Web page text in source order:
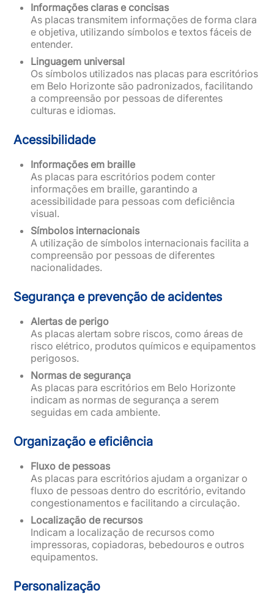
Informações claras e concisas
As placas transmitem informações de forma clara
e objetiva, utilizando símbolos e textos fáceis de
entender.
Linguagem universal
Os símbolos utilizados nas placas para escritórios
em Belo Horizonte são padronizados, facilitando
a compreensão por pessoas de diferentes
culturas e idiomas.
Acessibilidade
Informações em braille
As placas para escritórios podem conter
informações em braille, garantindo a
acessibilidade para pessoas com deficiência
visual.
Símbolos internacionais
A utilização de símbolos internacionais facilita a
compreensão por pessoas de diferentes
nacionalidades.
Segurança e prevenção de acidentes
Alertas de perigo
As placas alertam sobre riscos, como áreas de
risco elétrico, produtos químicos e equipamentos
perigosos.
Normas de segurança
As placas para escritórios em Belo Horizonte
indicam as normas de segurança a serem
seguidas em cada ambiente.
Organização e eficiência
Fluxo de pessoas
As placas para escritórios ajudam a organizar o
fluxo de pessoas dentro do escritório, evitando
congestionamentos e facilitando a circulação.
Localização de recursos
Indicam a localização de recursos como
impressoras, copiadoras, bebedouros e outros
equipamentos.
Personalização